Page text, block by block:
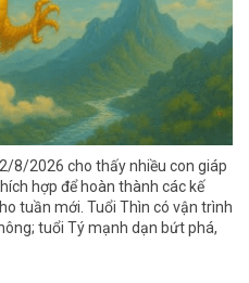
8/2026 cho thấy nhiều con giáp
hợp để hoàn thành các kế
tuần mới. Tuổi Thìn có vận trình
tuổi Tý mạnh dạn bứt phá,